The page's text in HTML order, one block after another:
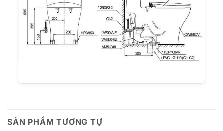
SẢN PHẨM TƯƠNG TỰ